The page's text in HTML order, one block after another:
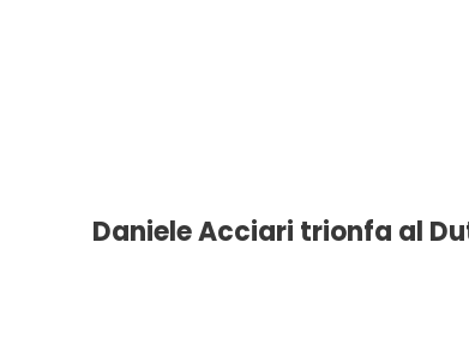
Daniele Acciari trionfa al